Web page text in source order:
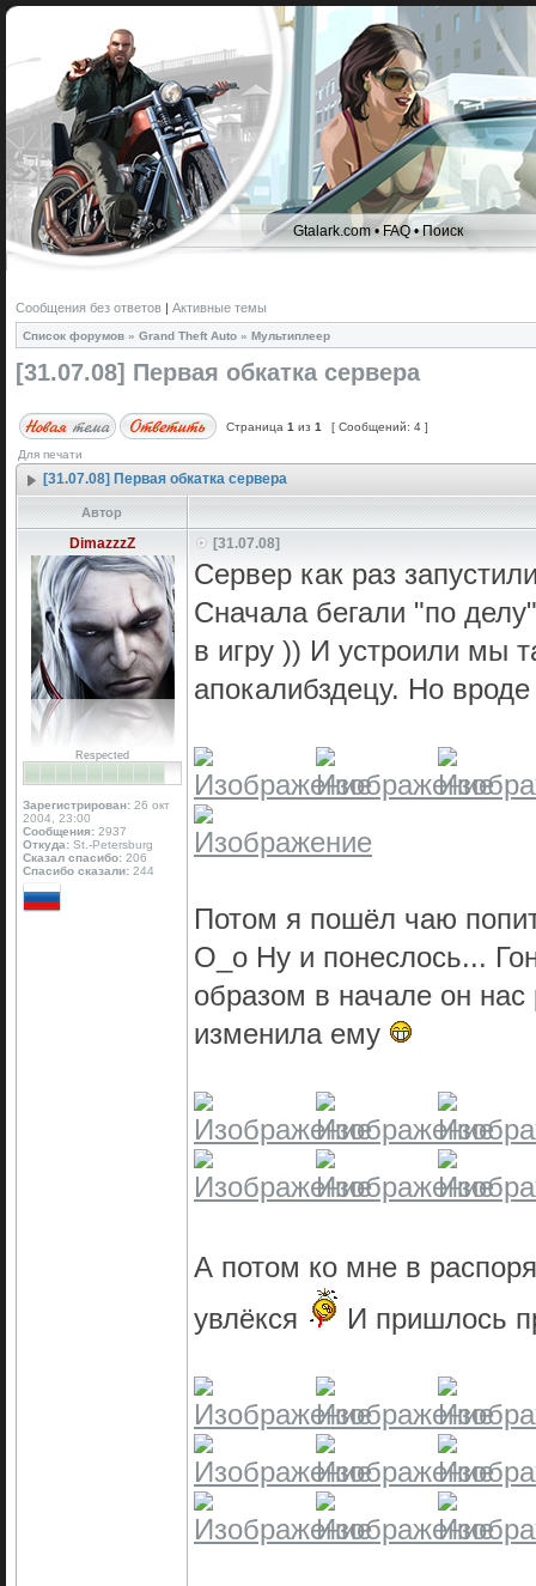
Gtalark.com •FAQ•Поиск
Сообщения без ответов | Активные темы
Список форумов » Grand Theft Auto » Мультиплеер
[31.07.08] Первая обкатка сервера
Страница 1 из 1 [ Сообщений: 4 ]
Для печати
[31.07.08] Первая обкатка сервера
Автор
DimazzzZ
Respected
Зарегистрирован: 26 окт
2004, 23:00
Сообщения: 2937
Откуда: St.-Petersburg
Сказал спасибо: 206
Спасибо сказали: 244
[31.07.08]
Сервер как раз
Сначала бегали "по
в игру )) И устроили мы
апокалибздецу. Но
Потом я пошёл чаю
О_о Ну и понеслось...
образом в начале он
изменила ему
А потом ко мне в
увлёкся
И пришлось